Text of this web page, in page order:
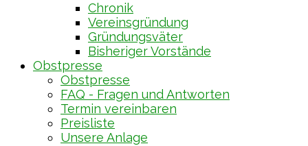
Chronik
Vereinsgründung
Gründungsväter
Bisheriger Vorstände
Obstpresse
Obstpresse
FAQ - Fragen und Antworten
Termin vereinbaren
Preisliste
Unsere Anlage